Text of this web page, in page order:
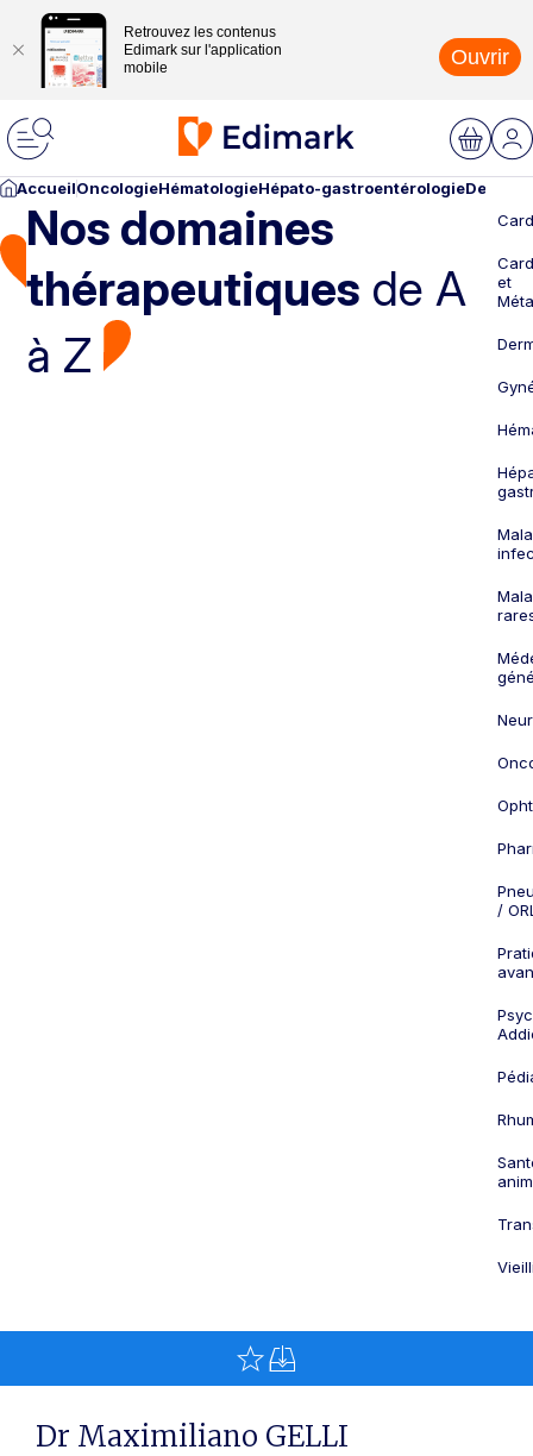
Retrouvez les contenus
Edimark sur l'application
mobile
Ouvrir
AccueilOncologieHématologieHépato-gastroentérologie
Nos domaines
thérapeutiques de A
à Z
et
/
Dr Maximiliano GELLI